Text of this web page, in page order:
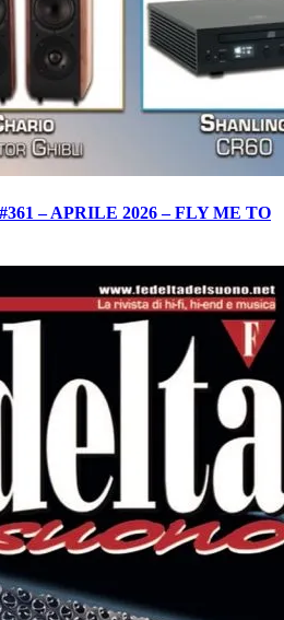
– APRILE 2026 – FLY ME TO